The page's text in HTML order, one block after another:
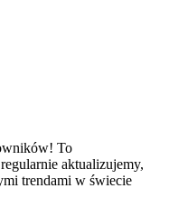
To
aktualizujemy,
trendami w świecie